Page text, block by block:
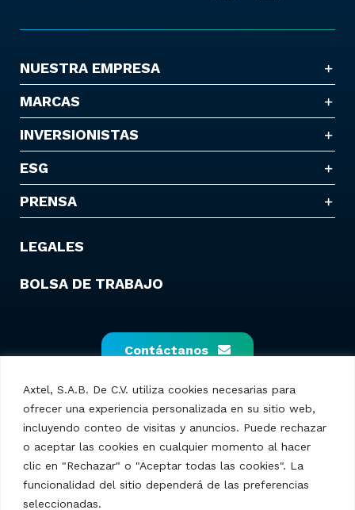
Axtel, S.A.B. De C.V. utiliza cookies necesarias para
ofrecer una experiencia personalizada en su sitio web,
incluyendo conteo de visitas y anuncios. Puede rechazar
o aceptar las cookies en cualquier momento al hacer
clic en "Rechazar" o "Aceptar todas las cookies". La
funcionalidad del sitio dependerá de las preferencias
seleccionadas.
NUESTRA EMPRESA
MARCAS
INVERSIONISTAS
ESG
PRENSA
LEGALES
BOLSA DE TRABAJO
Contáctanos